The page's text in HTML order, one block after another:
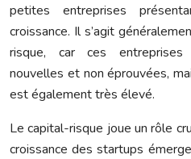
petites entreprises
croissance. Il s’agit
risque, car ces
nouvelles et non éprouvées,
est également très élevé.
Le capital-risque joue un rôle
croissance des startups